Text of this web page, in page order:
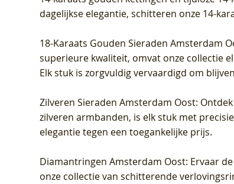
dagelijkse elegantie, schitteren onze 14-
18-Karaats Gouden Sieraden Amsterdam
superieure kwaliteit, omvat onze collectie
Elk stuk is zorgvuldig vervaardigd om
Zilveren Sieraden Amsterdam Oost:
zilveren armbanden, is elk stuk met
elegantie tegen een toegankelijke prijs.
Diamantringen Amsterdam Oost: Ervaar
onze collectie van schitterende